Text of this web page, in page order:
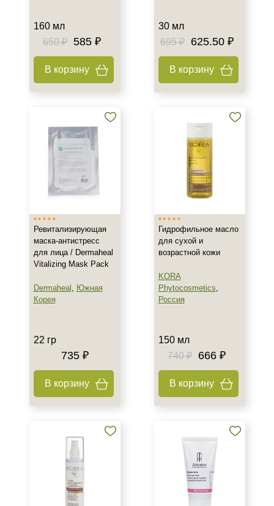
Бестселлеры
160 мл
650 ₽ 585 ₽
В корзину
30 мл
695 ₽
625.50 ₽
В корзину
Ревитализирующая
маска-антистресс
для лица / Dermaheal
Vitalizing Mask Pack
Dermaheal , Южная
Корея
22 гр
735 ₽
В корзину
Гидрофильное масло
для сухой и
возрастной кожи
KORA
Phytocosmetics,
Россия
150 мл
740 ₽
666 ₽
В корзину
Не показывать предложение о консультации
+7 (929) 933-09-89